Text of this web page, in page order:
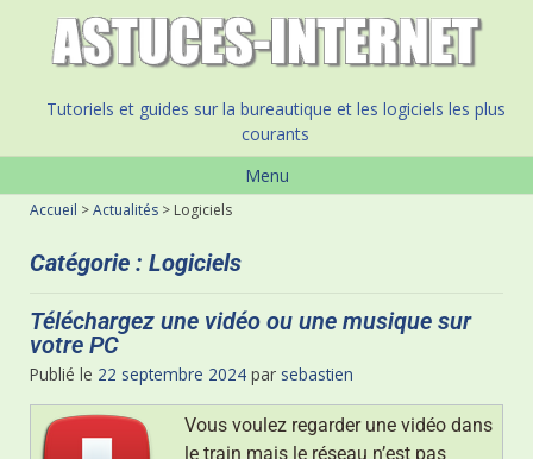
Tutoriels et guides sur la bureautique et les logiciels les plus
courants
Menu
Catégorie : Logiciels
Accueil >Actualités > Logiciels
Téléchargez une vidéo ou une musique sur
votre PC
Publié le 22 septembre 2024 par sebastien
Vous voulez regarder une vidéo dans
le train mais le réseau n’est pas